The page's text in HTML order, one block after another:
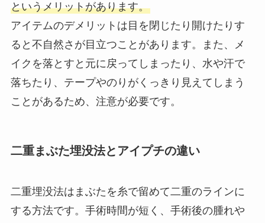
というメリットがあります。
アイテムのデメリットは目を閉じたり開けたりす
ると不自然さが目立つことがあります。また、メ
イクを落とすと元に戻ってしまったり、水や汗で
落ちたり、テープやのりがくっきり見えてしまう
ことがあるため、注意が必要です。
二重まぶた埋没法とアイプチの違い
二重埋没法はまぶたを糸で留めて二重のラインに
する方法です。手術時間が短く、手術後の腫れや